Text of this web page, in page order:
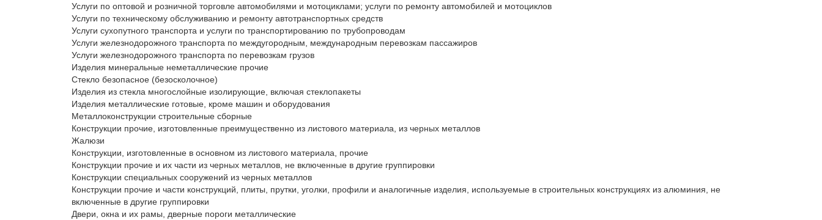
Услуги по оптовой и розничной торговле автомобилями и мотоциклами; услуги по ремонту автомобилей и мотоциклов
Услуги по техническому обслуживанию и ремонту автотранспортных средств
Услуги сухопутного транспорта и услуги по транспортированию по трубопроводам
Услуги железнодорожного транспорта по междугородным, международным перевозкам пассажиров
Услуги железнодорожного транспорта по перевозкам грузов
Изделия минеральные неметаллические прочие
Стекло безопасное (безосколочное)
Изделия из стекла многослойные изолирующие, включая стеклопакеты
Изделия металлические готовые, кроме машин и оборудования
Металлоконструкции строительные сборные
Конструкции прочие, изготовленные преимущественно из листового материала, из черных металлов
Жалюзи
Конструкции, изготовленные в основном из листового материала, прочие
Конструкции прочие и их части из черных металлов, не включенные в другие группировки
Конструкции специальных сооружений из черных металлов
Конструкции прочие и части конструкций, плиты, прутки, уголки, профили и аналогичные изделия, используемые в строительных конструкциях из алюминия, не
включенные в другие группировки
Двери, окна и их рамы, дверные пороги металлические